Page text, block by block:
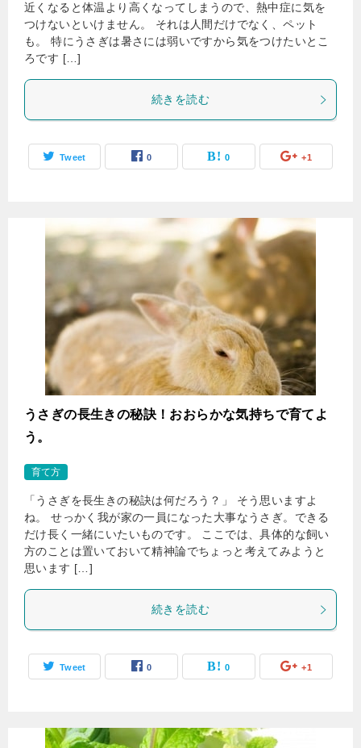
近くなると体温より高くなってしまうので、熱中症に気を
つけないといけません。 それは人間だけでなく、ペット
も。 特にうさぎは暑さには弱いですから気をつけたいとこ
ろです […]
続きを読む
Tweet 0 0 +1
うさぎの長生きの秘訣！おおらかな気持ちで育てよ
う。
育て方
「うさぎを長生きの秘訣は何だろう？」 そう思いますよ
ね。 せっかく我が家の一員になった大事なうさぎ。できる
だけ長く一緒にいたいものです。 ここでは、具体的な飼い
方のことは置いておいて精神論でちょっと考えてみようと
思います […]
続きを読む
Tweet 0 0 +1